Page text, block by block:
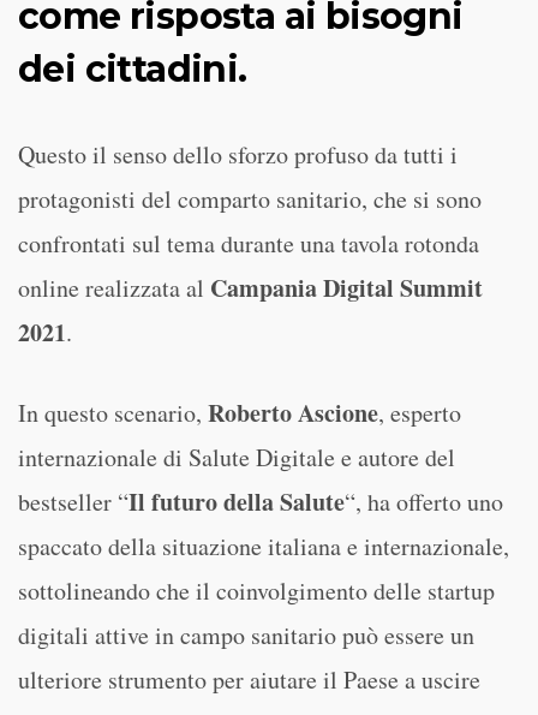
come risposta ai bisogni
dei cittadini.
Questo il senso dello sforzo profuso da tutti i
protagonisti del comparto sanitario, che si sono
confrontati sul tema durante una tavola rotonda
online realizzata al Campania Digital Summit
2021.
In questo scenario, Roberto Ascione, esperto
internazionale di Salute Digitale e autore del
bestseller “Il futuro della Salute“, ha offerto uno
spaccato della situazione italiana e internazionale,
sottolineando che il coinvolgimento delle startup
digitali attive in campo sanitario può essere un
ulteriore strumento per aiutare il Paese a uscire